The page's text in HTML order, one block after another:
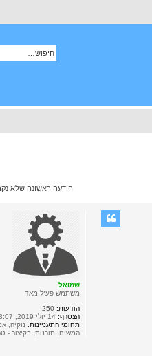
הודעה ראשונה שלא
שמואל
משתמש פעיל מאד
הודעות: 250
הצטרף:
תחומי התעניינות: נוקיה,
המשיח, תוכנות, בקיצור -